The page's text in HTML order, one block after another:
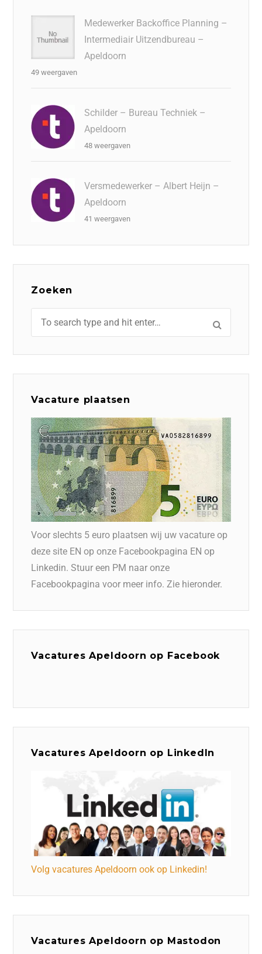
Medewerker Backoffice Planning –
Intermediair Uitzendbureau –
Apeldoorn
49 weergaven
Schilder – Bureau Techniek –
Apeldoorn
48 weergaven
Versmedewerker – Albert Heijn –
Apeldoorn
41 weergaven
Zoeken
Vacature plaatsen
Voor slechts 5 euro plaatsen wij uw vacature op
deze site EN op onze Facebookpagina EN op
Linkedin. Stuur een PM naar onze
Facebookpagina voor meer info. Zie hieronder.
Vacatures Apeldoorn op Facebook
Vacatures Apeldoorn op LinkedIn
Volg vacatures Apeldoorn ook op Linkedin!
Vacatures Apeldoorn op Mastodon